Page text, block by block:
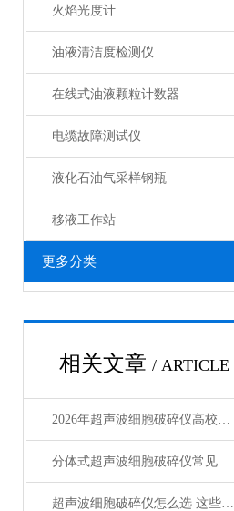
火焰光度计
油液清洁度检测仪
在线式油液颗粒计数器
电缆故障测试仪
液化石油气采样钢瓶
移液工作站
更多分类
相关文章 / ARTICLE
2026年超声波细胞破碎仪高校实验室解决方案全解析
分体式超声波细胞破碎仪常见问题 操作性能售后全解
超声波细胞破碎仪怎么选 这些参数和配置必须看明白